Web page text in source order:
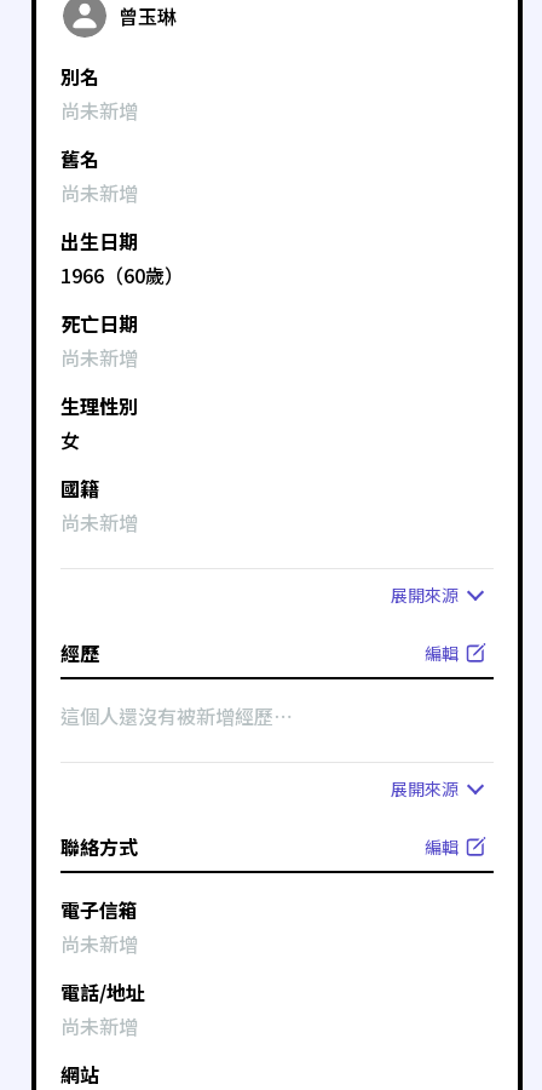
曾玉琳
別名
尚未新增
舊名
尚未新增
出生日期
1966（60歲）
死亡日期
尚未新增
生理性別
女
國籍
尚未新增
展開來源
經歷 編輯
這個人還沒有被新增經歷⋯
展開來源
聯絡方式 編輯
電子信箱
尚未新增
電話/地址
尚未新增
網站